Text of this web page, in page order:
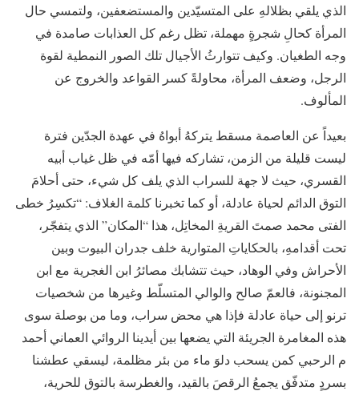
الذي يلقي بظلالهِ على المتسيّدين والمستضعفين، ولتمسي حال
المرأة كحالِ شجرةٍ مهملة، تظل رغم كل العذابات صامدة في
وجه الطغيان. وكيف تتوارثُ الأجيال تلك الصور النمطية لقوة
الرجل، وضعف المرأة، محاولةً كسر القواعد والخروج عن
المألوف.
بعيداً عن العاصمة مسقط يتركهُ أبواهُ في عهدة الجدّين فترة
ليست قليلة من الزمن، تشاركه فيها أمّه في ظل غياب أبيه
القسري، حيث لا جهة للسراب الذي يلف كل شيء، حتى أحلامَ
التوق الدائم لحياة عادلة، أو كما تخبرنا كلمة الغلاف: “تكسِرُ خطى
الفتى محمد صمتَ القريةِ المخاتِل، هذا “المكان” الذي يتفجّر،
تحت أقدامهِ، بالحكاياتِ المتوارية خلف جدران البيوت وبين
الأحراش وفي الوهاد، حيث تتشابك مصائرُ ابن الغجرية مع ابن
المجنونة، فالعمّ صالح والوالي المتسلّط وغيرها من شخصيات
ترنو إلى حياة عادلة فإذا هي محض سراب، وما من بوصلة سوى
هذه المغامرة الجريئة التي يضعها بين أيدينا الروائي العماني أحمد
م الرحبي كمن يسحب دلوَ ماء من بئر مظلمة، ليسقي عطشنا
بسردٍ متدفّق يجمعُ الرقصَ بالقيد، والغطرسة بالتوق للحرية،